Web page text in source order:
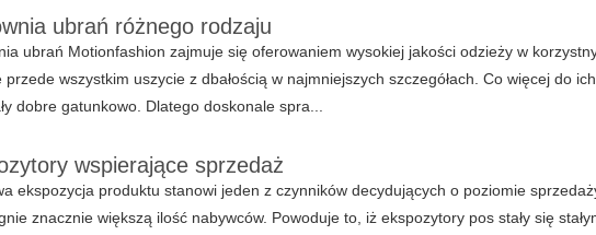
ubrań różnego rodzaju
ubrań Motionfashion zajmuje się oferowaniem wysokiej jakości odzieży w
przede wszystkim uszycie z dbałością w najmniejszych szczegółach. Co więcej do
dobre gatunkowo. Dlatego doskonale spra...
wspierające sprzedaż
ekspozycja produktu stanowi jeden z czynników decydujących o poziomie
znacznie większą ilość nabywców. Powoduje to, iż ekspozytory pos stały się